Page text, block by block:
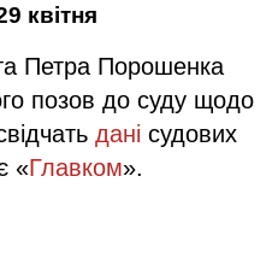
квітня
Петра Порошенка
позов до суду щодо
дані судових
«Главком».